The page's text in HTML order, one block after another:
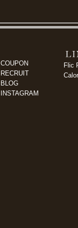
COUPON
RECRUIT
BLOG
INSTAGRAM
Flic
Calor